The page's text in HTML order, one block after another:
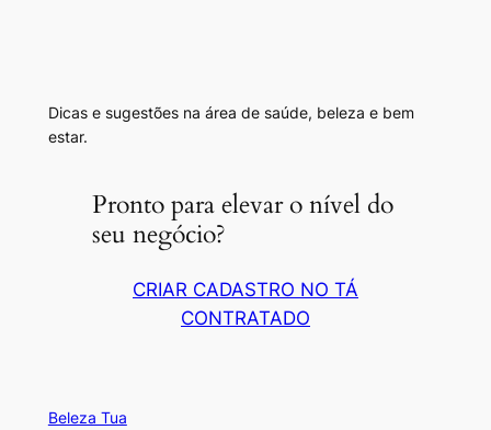
Dicas e sugestões na área de saúde, beleza e bem
estar.
Pronto para elevar o nível do
seu negócio?
CRIAR CADASTRO NO TÁ
CONTRATADO
Beleza Tua